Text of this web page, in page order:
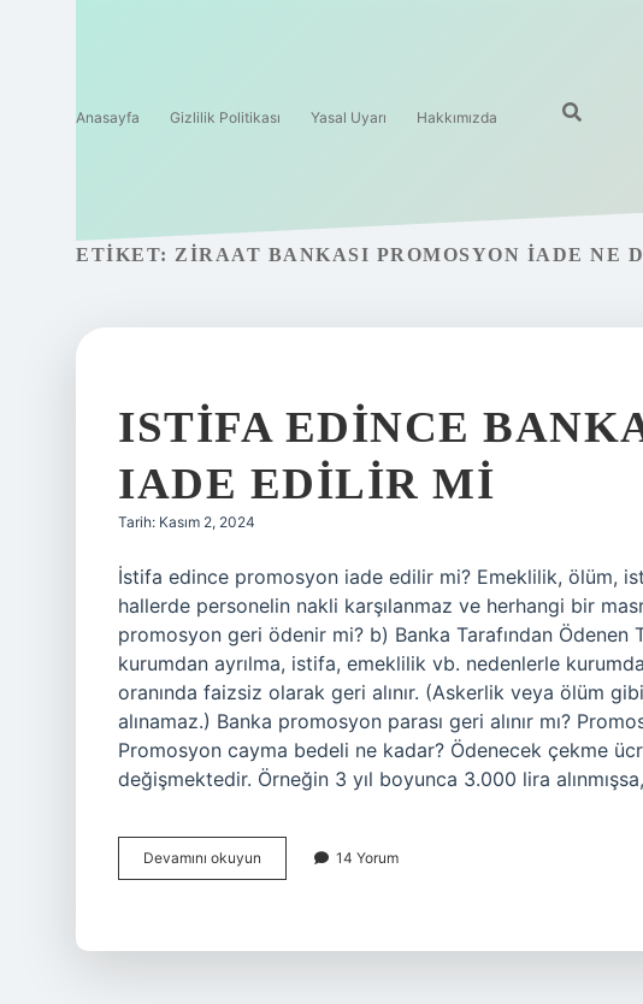
Anasayfa Gizlilik Politikası Yasal Uyarı Hakkımızda
ETIKET: ZIRAAT BANKASI PROMOSYON IADE NE
ISTIFA EDINCE
IADE EDILIR MI
Tarih: Kasım 2, 2024
İstifa edince promosyon iade edilir mi? Emeklilik, ölüm,
hallerde personelin nakli karşılanmaz ve herhangi bir
promosyon geri ödenir mi? b) Banka Tarafından Ödenen
kurumdan ayrılma, istifa, emeklilik vb. nedenlerle
oranında faizsiz olarak geri alınır. (Askerlik veya ölüm
alınamaz.) Banka promosyon parası geri alınır mı?
Promosyon cayma bedeli ne kadar? Ödenecek çekme
değişmektedir. Örneğin 3 yıl boyunca 3.000 lira
Devamını okuyun
Edince
14 Yorum